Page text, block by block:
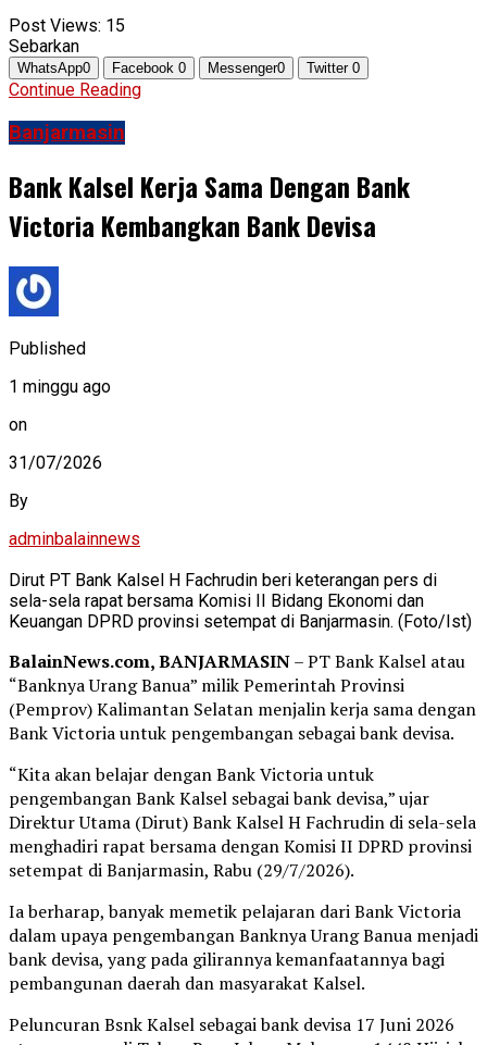
Post Views: 15
Sebarkan
WhatsApp0 Facebook 0 Messenger0 Twitter 0
Continue Reading
Banjarmasin
Bank Kalsel Kerja Sama Dengan Bank
Victoria Kembangkan Bank Devisa
Published
1 minggu ago
on
31/07/2026
By
adminbalainnews
Dirut PT Bank Kalsel H Fachrudin beri keterangan pers di
sela-sela rapat bersama Komisi II Bidang Ekonomi dan
Keuangan DPRD provinsi setempat di Banjarmasin. (Foto/Ist)
BalainNews.com, BANJARMASIN– PT Bank Kalsel atau
“Banknya Urang Banua” milik Pemerintah Provinsi
(Pemprov) Kalimantan Selatan menjalin kerja sama dengan
Bank Victoria untuk pengembangan sebagai bank devisa.
“Kita akan belajar dengan Bank Victoria untuk
pengembangan Bank Kalsel sebagai bank devisa,” ujar
Direktur Utama (Dirut) Bank Kalsel H Fachrudin di sela-sela
menghadiri rapat bersama dengan Komisi II DPRD provinsi
setempat di Banjarmasin, Rabu (29/7/2026).
Ia berharap, banyak memetik pelajaran dari Bank Victoria
dalam upaya pengembangan Banknya Urang Banua menjadi
bank devisa, yang pada gilirannya kemanfaatannya bagi
pembangunan daerah dan masyarakat Kalsel.
Peluncuran Bsnk Kalsel sebagai bank devisa 17 Juni 2026